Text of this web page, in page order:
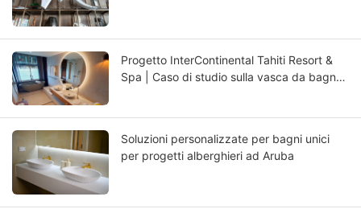
Progetto InterContinental Tahiti Resort &
Spa | Caso di studio sulla vasca da bagno
bagno di lusso in materiale composito a
cura di KKR
Soluzioni personalizzate per bagni unici
per progetti alberghieri ad Aruba